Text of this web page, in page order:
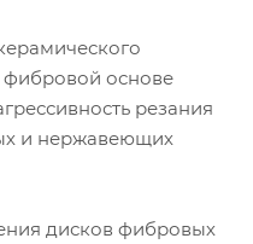
фибровой основе
резания
и нержавеющих
дисков фибровых